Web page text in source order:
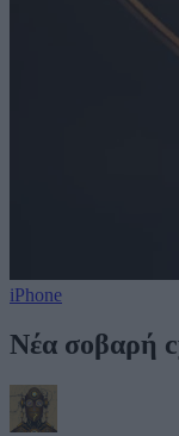
iPhone
Νέα σοβαρή